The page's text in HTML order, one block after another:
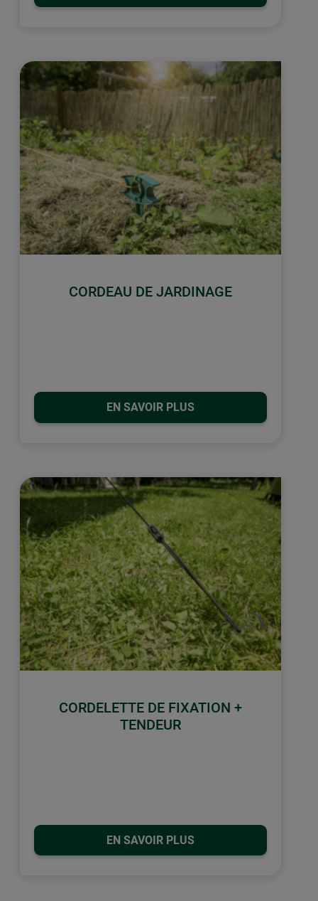
CORDEAU DE JARDINAGE
EN SAVOIR PLUS
CORDELETTE DE FIXATION +
TENDEUR
EN SAVOIR PLUS